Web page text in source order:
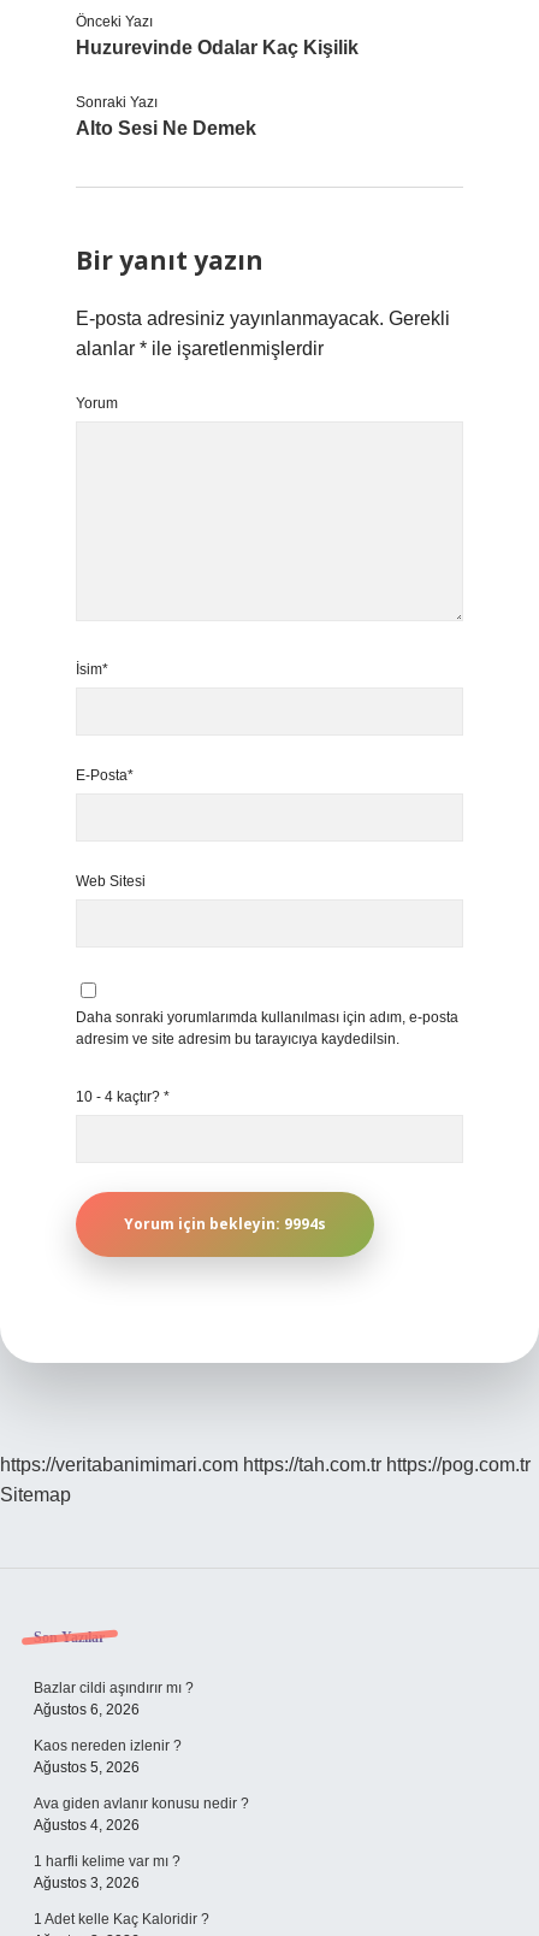
Önceki Yazı
Huzurevinde Odalar Kaç Kişilik
Sonraki Yazı
Alto Sesi Ne Demek
Bir yanıt yazın
E-posta adresiniz yayınlanmayacak. Gerekli
alanlar * ile işaretlenmişlerdir
Yorum
İsim*
E-Posta*
Web Sitesi
Daha sonraki yorumlarımda kullanılması için adım, e-posta
adresim ve site adresim bu tarayıcıya kaydedilsin.
10 - 4 kaçtır? *
https://veritabanimimari.com https://tah.com.tr https://pog.com.tr
Sitemap
Sidebar
Son Yazılar
Bazlar cildi aşındırır mı ?
Ağustos 6, 2026
Kaos nereden izlenir ?
Ağustos 5, 2026
Ava giden avlanır konusu nedir ?
Ağustos 4, 2026
1 harfli kelime var mı ?
Ağustos 3, 2026
1 Adet kelle Kaç Kaloridir ?